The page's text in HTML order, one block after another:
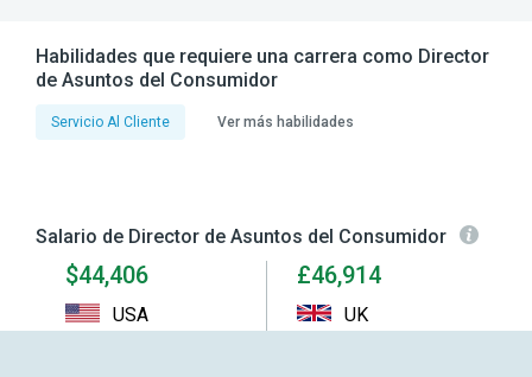
Habilidades que requiere una carrera como Director
de Asuntos del Consumidor
Servicio Al Cliente Ver más habilidades
Salario de Director de Asuntos del Consumidor
$44,406
USA
£46,914
UK